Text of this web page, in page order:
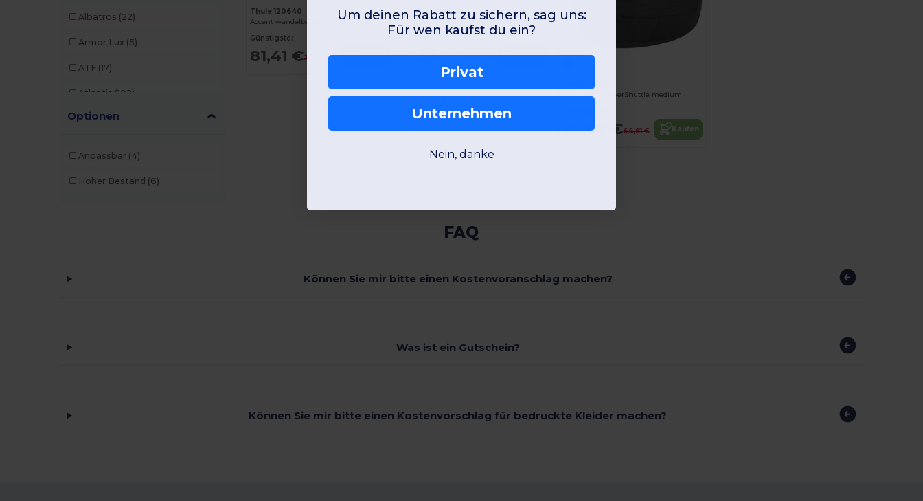
Albatros (22)
Armor Lux (5)
ATF (17)
Atlantis (102)
Atlantis Headwear
Optionen
Anpassbar (4)
Hoher Bestand (6)
Thule 120640
Accent wandelbarer Rucksack 17 L
Günstigste:
81,41 €232,56 € Kaufen
Thule 120729
Subterra 2 PowerShuttle mini
23,45 €50,48 € Kaufen
Subterra 2 PowerShuttle medium
32,68 €64,81 € Kaufen
FAQ
Können Sie mir bitte einen Kostenvoranschlag machen?
Was ist ein Gutschein?
Können Sie mir bitte einen Kostenvorschlag für bedruckte Kleider machen?
Um deinen Rabatt zu sichern, sag uns:
Für wen kaufst du ein?
Privat
Unternehmen
Nein, danke